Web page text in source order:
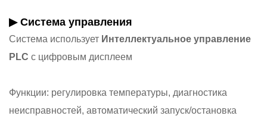
▶ Система управления
Система использует Интеллектуальное управление
PLC с цифровым дисплеем
Функции: регулировка температуры, диагностика
неисправностей, автоматический запуск/остановка